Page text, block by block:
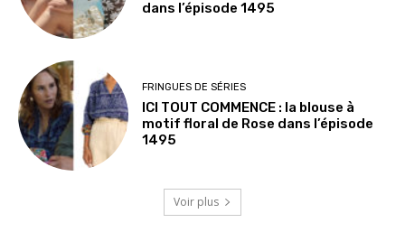
dans l’épisode 1495
FRINGUES DE SÉRIES
ICI TOUT COMMENCE : la blouse à
motif floral de Rose dans l’épisode
1495
Voir plus